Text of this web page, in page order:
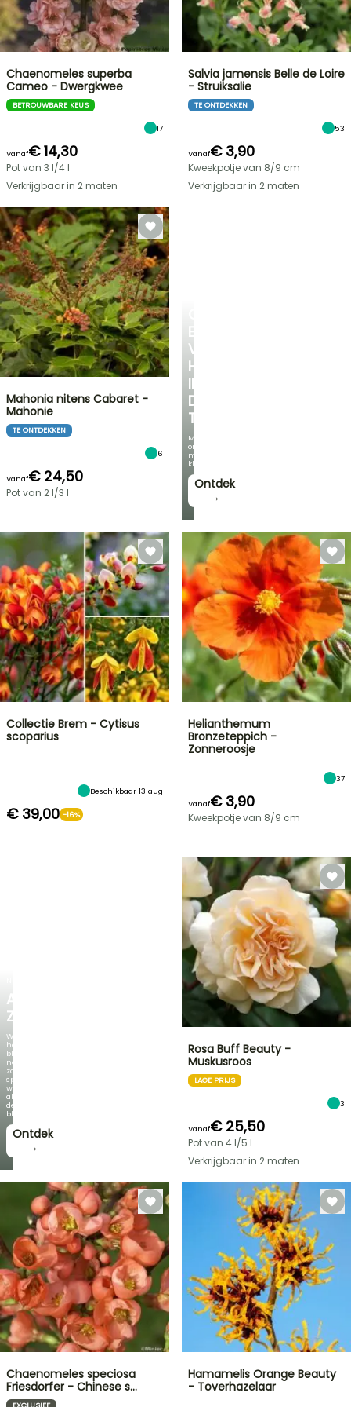
EEN
VERKOELEND
HOEKJE
IN
DE
TUIN
Met
onze
mooiste
klimplanten!
Ontdek
→
AGAPANTHUS
ZAMBEZI
Wanneer
het
blad
net
zo
spectaculair
wordt
als
de
bloei!
Ontdek
→
Chaenomeles superba
Cameo - Dwergkwee
BETROUWBARE KEUS
17
Vanaf€ 14,30
Pot van 3 l/4 l
Verkrijgbaar in 2 maten
Salvia jamensis Belle de Loire
- Struiksalie
TE ONTDEKKEN
53
Vanaf€ 3,90
Kweekpotje van 8/9 cm
Verkrijgbaar in 2 maten
Mahonia nitens Cabaret -
Mahonie
TE ONTDEKKEN
6
Vanaf€ 24,50
Pot van 2 l/3 l
Collectie Brem - Cytisus
scoparius
Beschikbaar 13 aug
€ 39,00 -16%
Helianthemum
Bronzeteppich -
Zonneroosje
37
Vanaf€ 3,90
Kweekpotje van 8/9 cm
Rosa Buff Beauty -
Muskusroos
LAGE PRIJS
3
Vanaf€ 25,50
Pot van 4 l/5 l
Verkrijgbaar in 2 maten
Chaenomeles speciosa
Friesdorfer - Chinese s…
Hamamelis Orange Beauty
- Toverhazelaar